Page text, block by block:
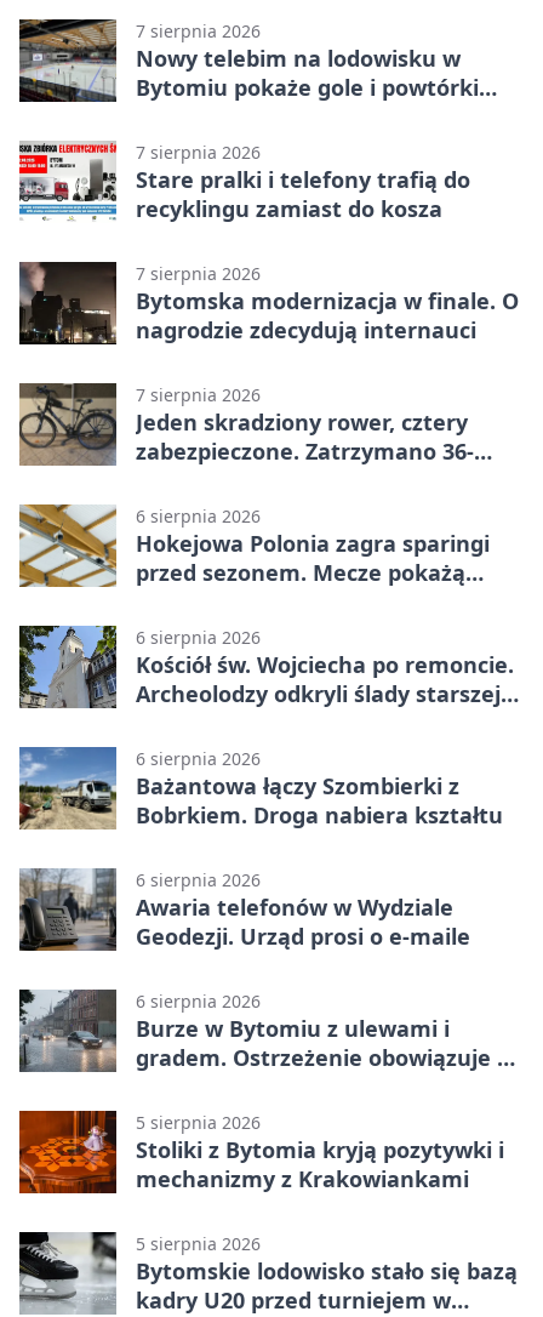
7 sierpnia 2026
Nowy telebim na lodowisku w
Bytomiu pokaże gole i powtórki
7 sierpnia 2026
Stare pralki i telefony trafią do
recyklingu zamiast do kosza
7 sierpnia 2026
Bytomska modernizacja w finale. O
nagrodzie zdecydują internauci
7 sierpnia 2026
Jeden skradziony rower, cztery
zabezpieczone. Zatrzymano 36-
6 sierpnia 2026
Hokejowa Polonia zagra sparingi
przed sezonem. Mecze pokażą
6 sierpnia 2026
Kościół św. Wojciecha po remoncie.
Archeolodzy odkryli ślady starszej
6 sierpnia 2026
Bażantowa łączy Szombierki z
Bobrkiem. Droga nabiera kształtu
6 sierpnia 2026
Awaria telefonów w Wydziale
Geodezji. Urząd prosi o e-maile
6 sierpnia 2026
Burze w Bytomiu z ulewami i
gradem. Ostrzeżenie obowiązuje do
5 sierpnia 2026
Stoliki z Bytomia kryją pozytywki i
mechanizmy z Krakowiankami
5 sierpnia 2026
Bytomskie lodowisko stało się bazą
kadry U20 przed turniejem w